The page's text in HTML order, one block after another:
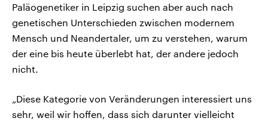
Paläogenetiker in Leipzig suchen aber auch nach
genetischen Unterschieden zwischen modernem
Mensch und Neandertaler, um zu verstehen, warum
der eine bis heute überlebt hat, der andere jedoch
nicht.
„Diese Kategorie von Veränderungen interessiert uns
sehr, weil wir hoffen, dass sich darunter vielleicht